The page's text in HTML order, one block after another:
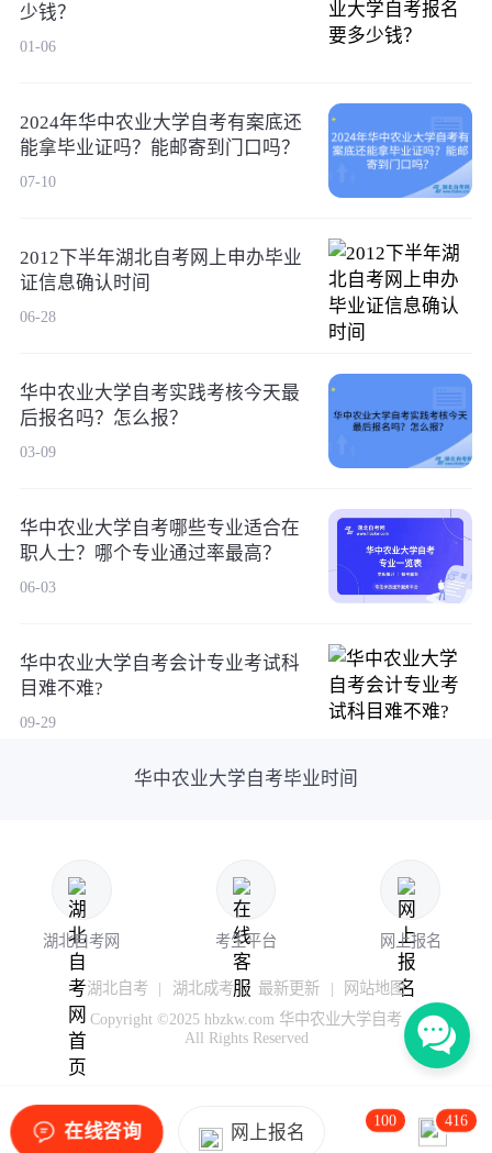
少钱？
01-06
2024年华中农业大学自考有案底还
能拿毕业证吗？能邮寄到门口吗？
07-10
2012下半年湖北自考网上申办毕业
证信息确认时间
06-28
华中农业大学自考实践考核今天最
后报名吗？怎么报？
03-09
华中农业大学自考哪些专业适合在
职人士？哪个专业通过率最高？
06-03
华中农业大学自考会计专业考试科
目难不难?
09-29
华中农业大学自考毕业时间
湖北自考网 考生平台 网上报名
湖北自考 | 湖北成考 | 最新更新 |
网站地图
Copyright ©2025 hbzkw.com 华中农业大学自考
All Rights Reserved
在线咨询 网上报名
100 416